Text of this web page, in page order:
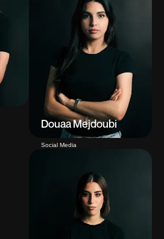
Douaa Mejdoubi
Social Media